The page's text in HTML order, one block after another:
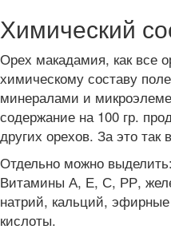
Химический
Орех макадамия, как все
химическому составу
минералами и
содержание на 100 гр.
других орехов. За это так
Отдельно можно
Витамины А, Е, С, РР,
натрий, кальций,
кислоты.